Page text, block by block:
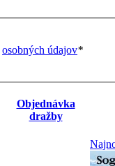
osobných údajov*
Objednávka
dražby